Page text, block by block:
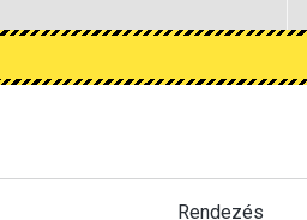
Rendezés